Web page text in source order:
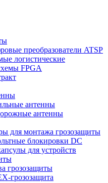
преобразователи ATSP
логистические
FPGA
антенны
антенны
для монтажа грозозащиты
блокировки DC
для устройств
грозозащиты
грозозащита